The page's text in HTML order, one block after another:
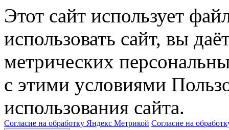
Этот сайт использует
использовать сайт, вы
метрических
с этими условиями
использования сайта.
Согласие на обработку Яндекс Метрикой Согласие на